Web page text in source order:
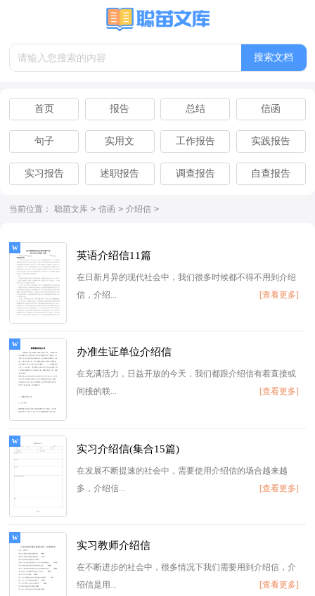
搜索文档
首页 报告 总结 信函
句子 实用文 工作报告 实践报告
实习报告 述职报告 调查报告 自查报告
离职报告
当前位置： 聪苗文库 > 信函 > 介绍信 >
英语介绍信11篇
在日新月异的现代社会中，我们很多时候都不得不用到介绍
信，介绍...
[查看更多]
办准生证单位介绍信
在充满活力，日益开放的今天，我们都跟介绍信有着直接或
间接的联...
[查看更多]
实习介绍信(集合15篇)
在发展不断提速的社会中，需要使用介绍信的场合越来越
多，介绍信...
[查看更多]
实习教师介绍信
在不断进步的社会中，很多情况下我们需要用到介绍信，介
绍信是用...
[查看更多]